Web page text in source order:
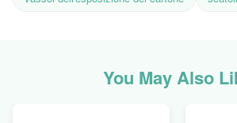
You May Also